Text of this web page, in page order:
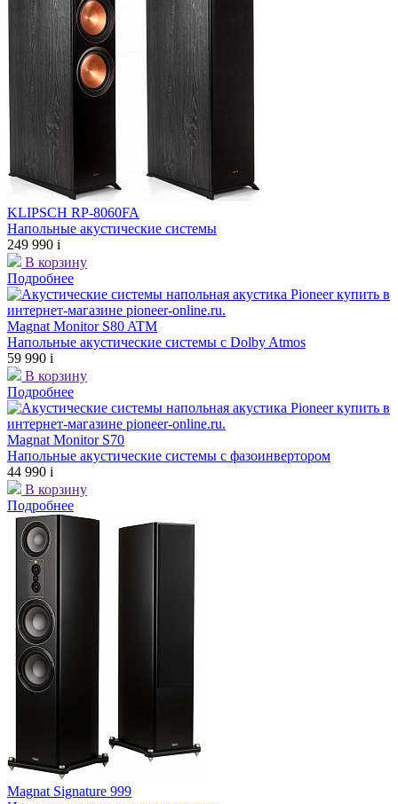
KLIPSCH RP-8060FA
Напольные акустические системы
249 990 i
В корзину
Подробнее
Magnat Monitor S80 ATM
Напольные акустические системы с Dolby Atmos
59 990 i
В корзину
Подробнее
Magnat Monitor S70
Напольные акустические системы с фазоинвертором
44 990 i
В корзину
Подробнее
Magnat Signature 999